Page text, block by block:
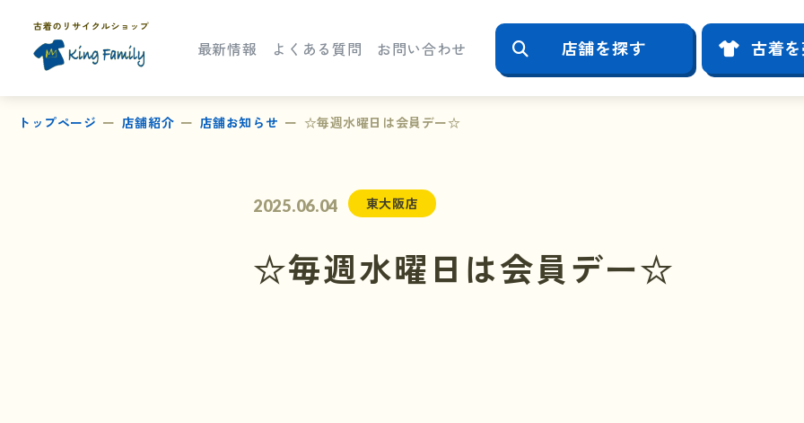
最新情報 よくある質問 お問い合わせ 店舗を探す 古着
トップページ 店舗紹介 店舗お知らせ ☆毎週水曜日は会員デー☆
2025.06.04 東大阪店
☆毎週水曜日は会員デー☆